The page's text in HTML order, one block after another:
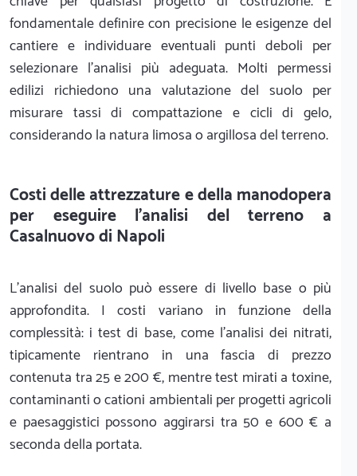
fondamentale definire con precisione le esigenze del
cantiere e individuare eventuali punti deboli per
selezionare l'analisi più adeguata. Molti permessi
edilizi richiedono una valutazione del suolo per
misurare tassi di compattazione e cicli di gelo,
considerando la natura limosa o argillosa del terreno.
Costi delle attrezzature e della manodopera
per eseguire l'analisi del terreno a
Casalnuovo di Napoli
L'analisi del suolo può essere di livello base o più
approfondita. I costi variano in funzione della
complessità: i test di base, come l'analisi dei nitrati,
tipicamente rientrano in una fascia di prezzo
contenuta tra 25 e 200 €, mentre test mirati a toxine,
contaminanti o cationi ambientali per progetti agricoli
e paesaggistici possono aggirarsi tra 50 e 600 € a
seconda della portata.